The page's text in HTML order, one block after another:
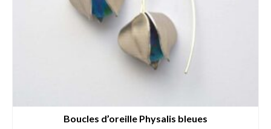
Boucles d’oreille Physalis bleues